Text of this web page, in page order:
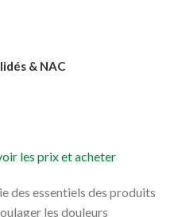
& NAC
les prix et acheter
des essentiels des produits
les douleurs